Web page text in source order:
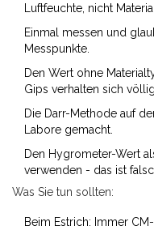
Luftfeuchte, nicht
Einmal messen und
Messpunkte.
Den Wert ohne
Gips verhalten sich
Die Darr-Methode auf
Labore gemacht.
Den Hygrometer-Wert
verwenden - das ist
Was Sie tun sollten:
Beim Estrich: Immer